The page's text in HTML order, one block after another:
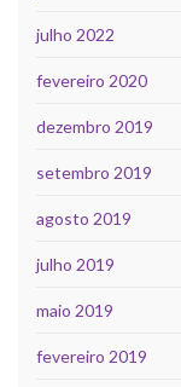
julho 2022
fevereiro 2020
dezembro 2019
setembro 2019
agosto 2019
julho 2019
maio 2019
fevereiro 2019